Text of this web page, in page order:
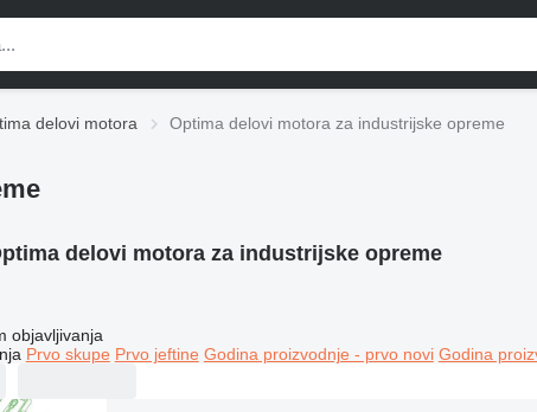
delovi motora Optima delovi motora za industrijske opreme
delovi motora za industrijske opreme
objavljivanja
Prvo skupe Prvo jeftine Godina proizvodnje - prvo novi Godina